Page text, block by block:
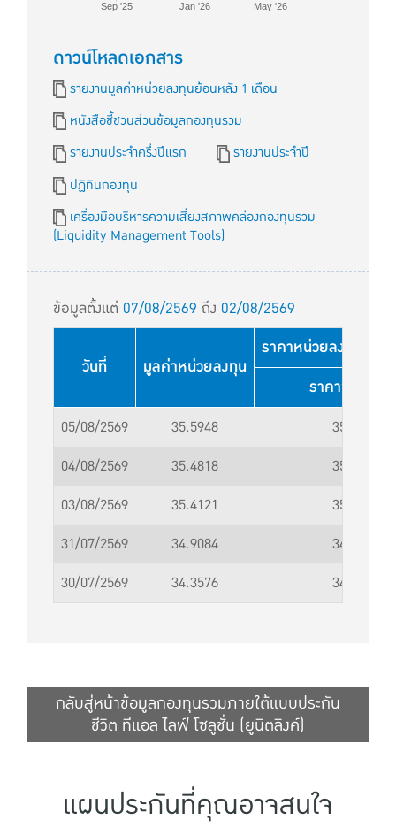
Sep '25 Jan '26 May '26
ดาวน์โหลดเอกสาร
รายงานมูลค่าหน่วยลงทุนย้อนหลัง 1 เดือน
หนังสือชี้ชวนส่วนข้อมูลกองทุนรวม
รายงานประจำครึ่งปีแรก
รายงานประจำปี
ปฏิทินกองทุน
เครื่องมือบริหารความเสี่ยงสภาพคล่องกองทุนรวม
(Liquidity Management Tools)
ข้อมูลตั้งแต่ 07/08/2569 ถึง 02/08/2569
วันที่ มูลค่าหน่วยลงทุน
ราคาหน่วยลงทุนใช้ส
ราคาขาย (บา
05/08/2569 35.5948
35.5949
04/08/2569
35.4818
35.4819
03/08/2569
35.4121
35.4122
31/07/2569
34.9084
34.9085
30/07/2569
34.3576 34.3577
กลับสู่หน้าข้อมูลกองทุนรวมภายใต้แบบประกัน
ชีวิต ทีแอล ไลฟ์ โซลูชั่น (ยูนิตลิงค์)
แผนประกันที่คุณอาจสนใจ